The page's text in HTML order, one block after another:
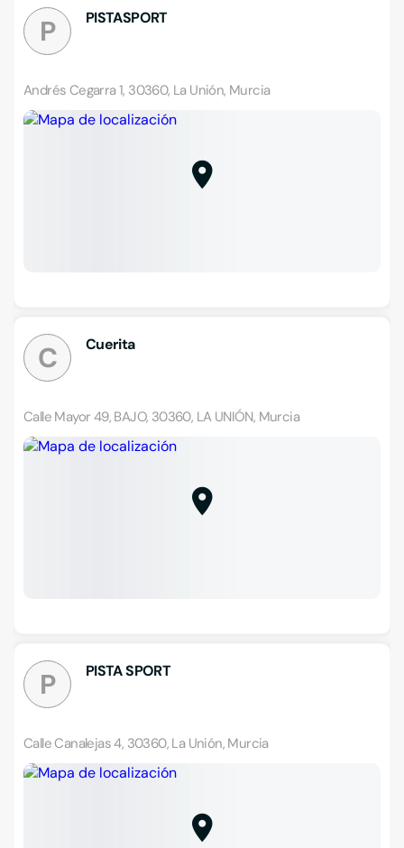
P PISTASPORT
Andrés Cegarra 1, 30360, La Unión, Murcia
C Cuerita
Calle Mayor 49, BAJO, 30360, LA UNIÓN, Murcia
P PISTA SPORT
Calle Canalejas 4, 30360, La Unión, Murcia